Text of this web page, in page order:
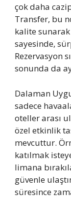
çok daha
Transfer, bu
kalite
sayesinde,
Rezervasyon
sonunda da
Dalaman
sadece
oteller arası
özel etkinlik
mevcuttur.
katılmak
limana
güvenle
süresince